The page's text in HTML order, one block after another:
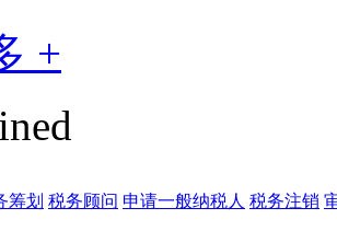
+
筹划 税务顾问 申请一般纳税人 税务注销